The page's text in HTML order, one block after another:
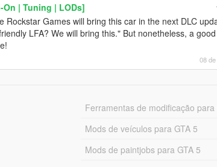
On | Tuning | LODs]
Rockstar Games will bring this car in the next DLC
LFA? We will bring this." But nonetheless, a
08
Ferramentas de modificação para
Mods de veículos para GTA 5
Mods de paintjobs para GTA 5